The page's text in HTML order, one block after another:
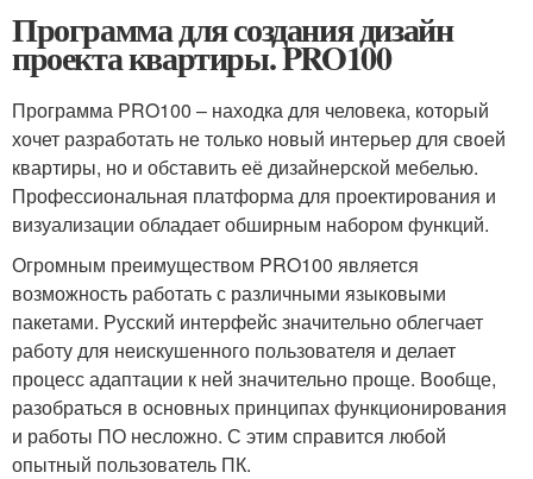
Программа для создания дизайн
проекта квартиры. PRO100
Программа PRO100 – находка для человека, который
хочет разработать не только новый интерьер для своей
квартиры, но и обставить её дизайнерской мебелью.
Профессиональная платформа для проектирования и
визуализации обладает обширным набором функций.
Огромным преимуществом PRO100 является
возможность работать с различными языковыми
пакетами. Русский интерфейс значительно облегчает
работу для неискушенного пользователя и делает
процесс адаптации к ней значительно проще. Вообще,
разобраться в основных принципах функционирования
и работы ПО несложно. С этим справится любой
опытный пользователь ПК.